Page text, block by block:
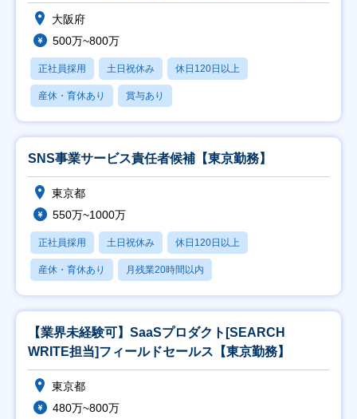
大阪府
500万~800万
正社員採用 土日祝休み 休日120日以上
産休・育休あり 賞与あり
SNS事業サービス責任者候補【東京勤務】
東京都
550万~1000万
正社員採用 土日祝休み 休日120日以上
産休・育休あり 月残業20時間以内
【業界未経験可】SaaSプロダクト[SEARCH
WRITE担当]フィールドセールス【東京勤務】
東京都
480万~800万